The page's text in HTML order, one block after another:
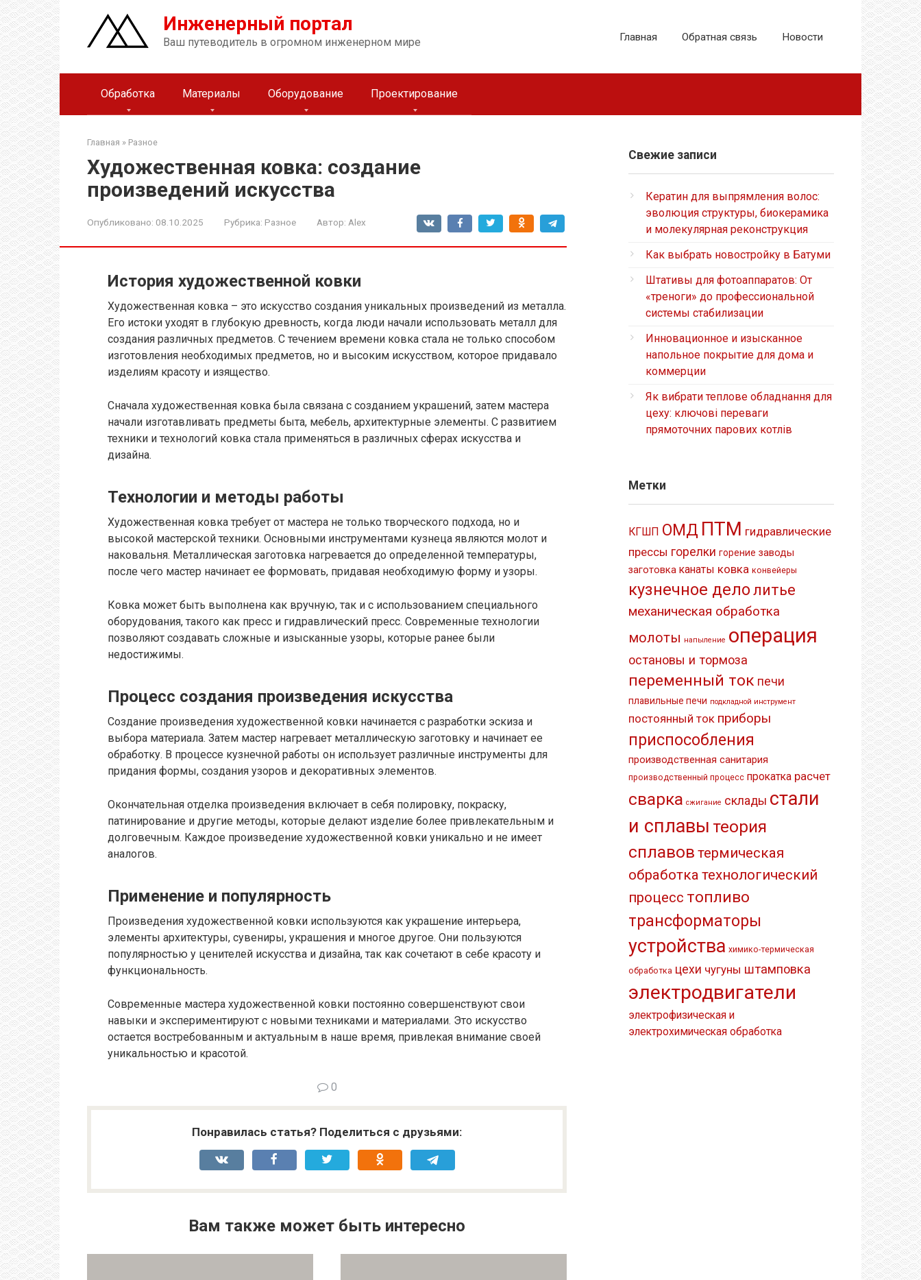
Перейти
к
контенту
Инженерный портал
Ваш путеводитель в огромном инженерном мире Главная Обратная связь Новости
Обработка Материалы Оборудование Проектирование
Главная » Разное
Художественная ковка: создание
произведений искусства
Опубликовано: 08.10.2025 Рубрика: Разное Автор: Alex
История художественной ковки
Художественная ковка – это искусство создания уникальных произведений из металла.
Его истоки уходят в глубокую древность, когда люди начали использовать металл для
создания различных предметов. С течением времени ковка стала не только способом
изготовления необходимых предметов, но и высоким искусством, которое придавало
изделиям красоту и изящество.
Сначала художественная ковка была связана с созданием украшений, затем мастера
начали изготавливать предметы быта, мебель, архитектурные элементы. С развитием
техники и технологий ковка стала применяться в различных сферах искусства и
дизайна.
Технологии и методы работы
Художественная ковка требует от мастера не только творческого подхода, но и
высокой мастерской техники. Основными инструментами кузнеца являются молот и
наковальня. Металлическая заготовка нагревается до определенной температуры,
после чего мастер начинает ее формовать, придавая необходимую форму и узоры.
Ковка может быть выполнена как вручную, так и с использованием специального
оборудования, такого как пресс и гидравлический пресс. Современные технологии
позволяют создавать сложные и изысканные узоры, которые ранее были
недостижимы.
Процесс создания произведения искусства
Создание произведения художественной ковки начинается с разработки эскиза и
выбора материала. Затем мастер нагревает металлическую заготовку и начинает ее
обработку. В процессе кузнечной работы он использует различные инструменты для
придания формы, создания узоров и декоративных элементов.
Окончательная отделка произведения включает в себя полировку, покраску,
патинирование и другие методы, которые делают изделие более привлекательным и
долговечным. Каждое произведение художественной ковки уникально и не имеет
аналогов.
Применение и популярность
Произведения художественной ковки используются как украшение интерьера,
элементы архитектуры, сувениры, украшения и многое другое. Они пользуются
популярностью у ценителей искусства и дизайна, так как сочетают в себе красоту и
функциональность.
Современные мастера художественной ковки постоянно совершенствуют свои
навыки и экспериментируют с новыми техниками и материалами. Это искусство
остается востребованным и актуальным в наше время, привлекая внимание своей
уникальностью и красотой.
0
Понравилась статья? Поделиться с друзьями:
Вам также может быть интересно
Свежие записи
Кератин для выпрямления волос:
эволюция структуры, биокерамика
и молекулярная реконструкция
Как выбрать новостройку в Батуми
Штативы для фотоаппаратов: От
«треноги» до профессиональной
системы стабилизации
Инновационное и изысканное
напольное покрытие для дома и
коммерции
Як вибрати теплове обладнання для
цеху: ключові переваги
прямоточних парових котлів
Метки
КГШП ОМД ПТМ гидравлические
прессы горелки горение заводы
заготовка канаты ковка конвейеры
кузнечное делолитье
механическая обработка
молоты напыление операция
остановы и тормоза
переменный ток печи
плавильные печи подкладной инструмент
постоянный ток приборы
приспособления
производственная санитария
производственный процесс прокатка расчет
сварка сжигание склады стали
и сплавы теория
сплавов термическая
обработка технологический
процесс топливо
трансформаторы
устройства химико-термическая
обработка цехи чугуны штамповка
электродвигатели
электрофизическая и
электрохимическая обработка